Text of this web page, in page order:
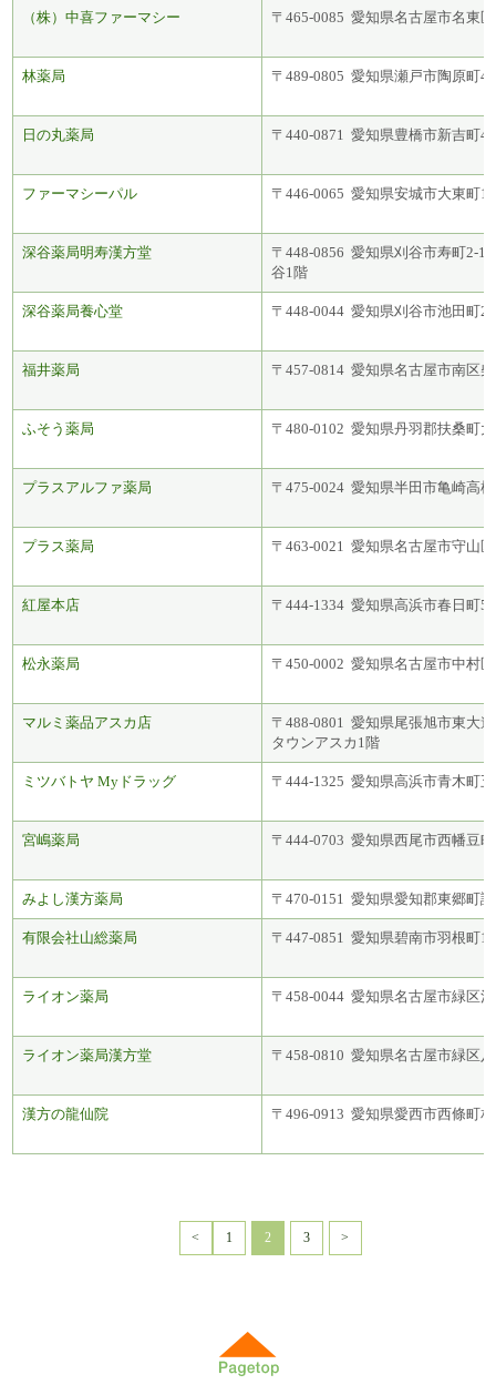
（株）中喜ファーマシー 〒465-0085 愛知県名古屋市名東
林薬局 〒489-0805 愛知県瀬戸市陶原町4-
日の丸薬局 〒440-0871 愛知県豊橋市新吉町
ファーマシーパル 〒446-0065 愛知県安城市大東町
深谷薬局明寿漢方堂
〒448-0856 愛知県刈谷市寿町2-
谷1階
深谷薬局養心堂 〒448-0044 愛知県刈谷市池田町2-
福井薬局 〒457-0814 愛知県名古屋市南区
ふそう薬局 〒480-0102 愛知県丹羽郡扶桑町
プラスアルファ薬局 〒475-0024 愛知県半田市亀崎高
プラス薬局 〒463-0021 愛知県名古屋市守山
紅屋本店 〒444-1334 愛知県高浜市春日町5-
松永薬局 〒450-0002 愛知県名古屋市中村
マルミ薬品アスカ店
〒488-0801 愛知県尾張旭市東大
タウンアスカ1階
ミツバトヤ Myドラッグ 〒444-1325 愛知県高浜市青木町
宮嶋薬局 〒444-0703 愛知県西尾市西幡豆
みよし漢方薬局 〒470-0151 愛知県愛知郡東郷町
有限会社山総薬局 〒447-0851 愛知県碧南市羽根町1-
ライオン薬局 〒458-0044 愛知県名古屋市緑区
ライオン薬局漢方堂 〒458-0810 愛知県名古屋市緑区
漢方の龍仙院 〒496-0913 愛知県愛西市西條町
< 1 2 3 >